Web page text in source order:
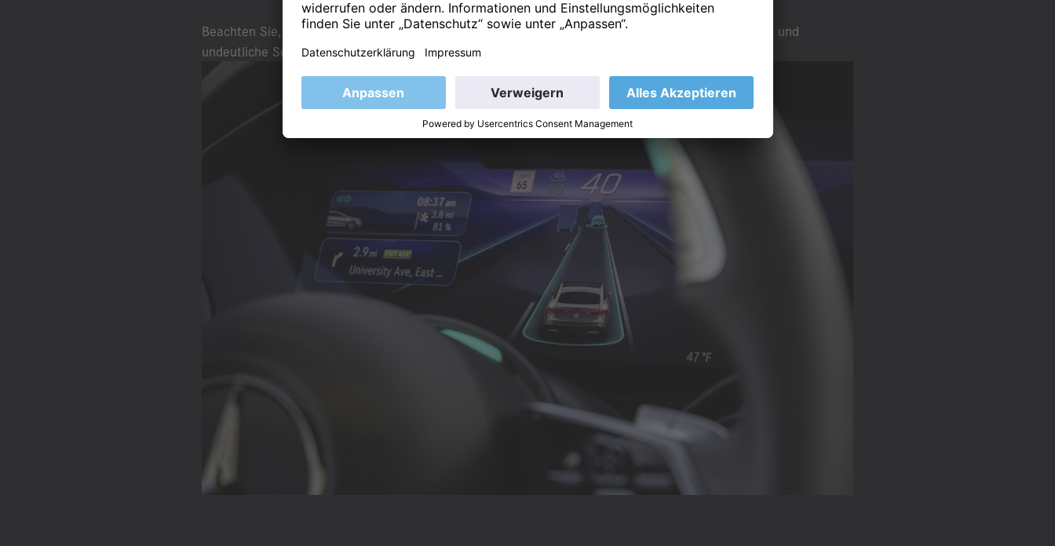
Beachten Sie, dass ungünstige Sichtverhältnisse die Leistung des Systems beeinträchtigen können und
undeutliche Schilder möglicherweise nicht erkannt werden.